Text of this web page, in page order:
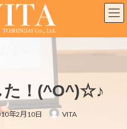
た！(^O^)☆♪
年2月10日 VITA